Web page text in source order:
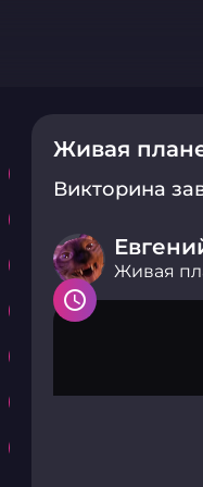
Живая
Викторина
Живая